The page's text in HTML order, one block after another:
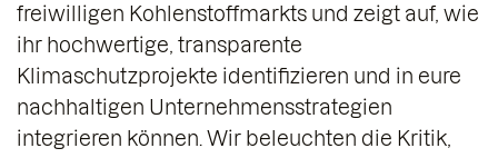
freiwilligen Kohlenstoffmarkts und zeigt auf, wie
ihr hochwertige, transparente
Klimaschutzprojekte identifizieren und in eure
nachhaltigen Unternehmensstrategien
integrieren können. Wir beleuchten die Kritik,